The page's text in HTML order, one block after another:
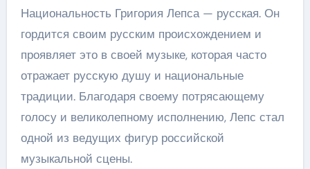
Национальность Григория Лепса — русская. Он
гордится своим русским происхождением и
проявляет это в своей музыке, которая часто
отражает русскую душу и национальные
традиции. Благодаря своему потрясающему
голосу и великолепному исполнению, Лепс стал
одной из ведущих фигур российской
музыкальной сцены.